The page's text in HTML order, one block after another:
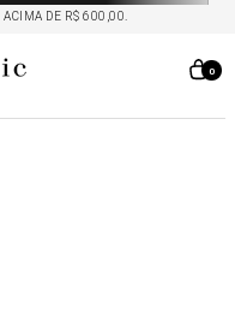
ACIMA DE R$ 600,00.
0